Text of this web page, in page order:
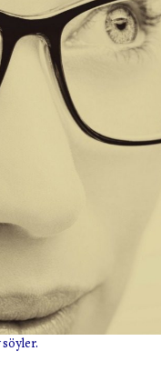
söyler.